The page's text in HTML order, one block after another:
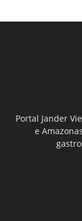
Portal Jander
e